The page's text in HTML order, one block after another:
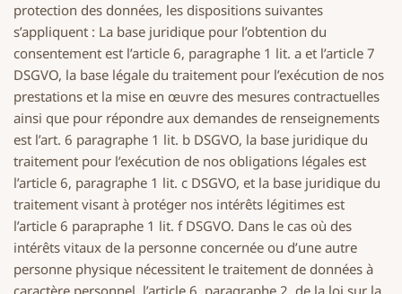
protection des données, les dispositions suivantes
s’appliquent : La base juridique pour l’obtention du
consentement est l’article 6, paragraphe 1 lit. a et l’article 7
DSGVO, la base légale du traitement pour l’exécution de nos
prestations et la mise en œuvre des mesures contractuelles
ainsi que pour répondre aux demandes de renseignements
est l’art. 6 paragraphe 1 lit. b DSGVO, la base juridique du
traitement pour l’exécution de nos obligations légales est
l’article 6, paragraphe 1 lit. c DSGVO, et la base juridique du
traitement visant à protéger nos intérêts légitimes est
l’article 6 parapraphe 1 lit. f DSGVO. Dans le cas où des
intérêts vitaux de la personne concernée ou d’une autre
personne physique nécessitent le traitement de données à
caractère personnel, l’article 6, paragraphe 2, de la loi sur la